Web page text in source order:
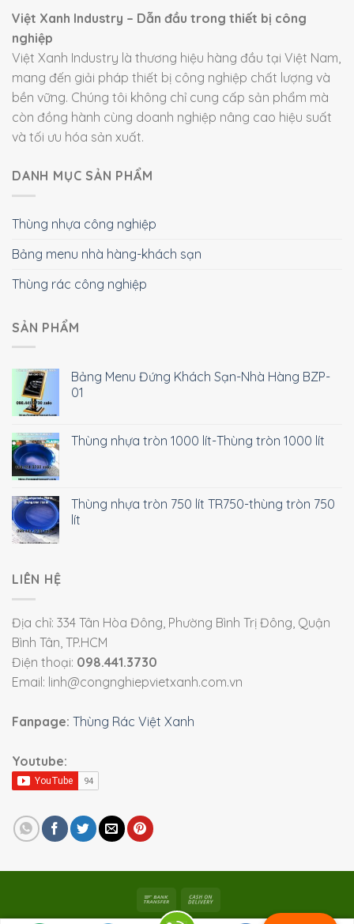
Việt Xanh Industry – Dẫn đầu trong thiết bị công
nghiệp
Việt Xanh Industry là thương hiệu hàng đầu tại Việt Nam,
mang đến giải pháp thiết bị công nghiệp chất lượng và
bền vững. Chúng tôi không chỉ cung cấp sản phẩm mà
còn đồng hành cùng doanh nghiệp nâng cao hiệu suất
và tối ưu hóa sản xuất.
DANH MỤC SẢN PHẨM
Thùng nhựa công nghiệp
Bảng menu nhà hàng-khách sạn
Thùng rác công nghiệp
SẢN PHẨM
Bảng Menu Đứng Khách Sạn-Nhà Hàng BZP-
01
Thùng nhựa tròn 1000 lít-Thùng tròn 1000 lít
Thùng nhựa tròn 750 lít TR750-thùng tròn 750
lít
LIÊN HỆ
Địa chỉ: 334 Tân Hòa Đông, Phường Bình Trị Đông, Quận
Bình Tân, TP.HCM
Điện thoại: 098.441.3730
Email: linh@congnghiepvietxanh.com.vn
Fanpage: Thùng Rác Việt Xanh
Youtube: